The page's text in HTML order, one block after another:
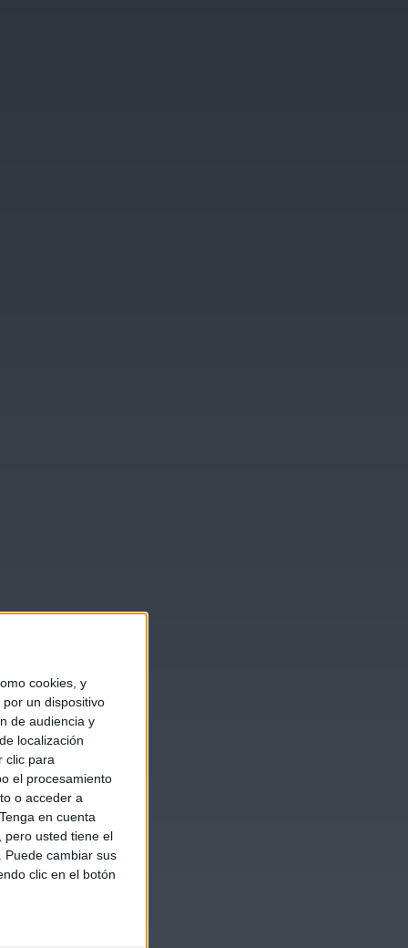
cookies, y
un dispositivo
de audiencia y
localización
clic para
el procesamiento
o acceder a
Tenga en cuenta
pero usted tiene el
Puede cambiar sus
clic en el botón